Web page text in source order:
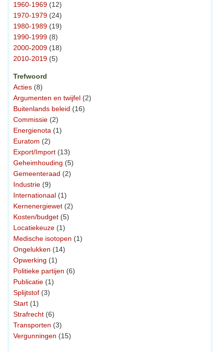
1960-1969 (12)
1970-1979 (24)
1980-1989 (19)
1990-1999 (8)
2000-2009 (18)
2010-2019 (5)
Trefwoord
Acties (8)
Argumenten en twijfel (2)
Buitenlands beleid (16)
Commissie (2)
Energienota (1)
Euratom (2)
Export/Import (13)
Geheimhouding (5)
Gemeenteraad (2)
Industrie (9)
Internationaal (1)
Kernenergiewet (2)
Kosten/budget (5)
Locatiekeuze (1)
Medische isotopen (1)
Ongelukken (14)
Opwerking (1)
Politieke partijen (6)
Publicatie (1)
Splijtstof (3)
Start (1)
Strafrecht (6)
Transporten (3)
Vergunningen (15)